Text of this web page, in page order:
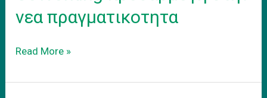
νεα πραγματικοτητα
CoWorking
στην
Read More »